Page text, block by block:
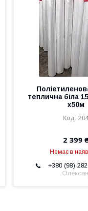
теплична біла
х50м
2 399
Немає в
+380 (98)